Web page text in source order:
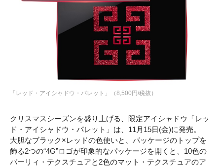
「レッド・アイシャドウ・パレット」（8,500円/税抜）
クリスマスシーズンを盛り上げる、限定アイシャドウ「レッ
ド・アイシャドウ・パレット」は、11月15日(金)に発売。
大胆なブラック×レッドの色使いと、パッケージのトップを
飾る2つの“4G”ロゴが印象的なパッケージを開くと、10色の
パーリィ・テクスチュアと2色のマット・テクスチュアのア